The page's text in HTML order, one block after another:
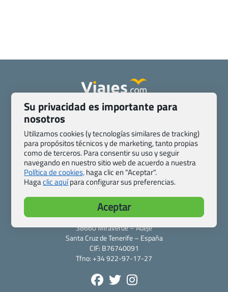
Quienes somos
Contacto
Pasaporte, Visado, Salud y otras disposiciones específicas
Blog de Viajes.com
Registro de agencias
Preguntas frecuentes
Condiciones generales
Política de privacidad y cookies
Transparencia
Todas las páginas – sitemap
Viajes.com
Last Minute Express S.L.U.
c/ Drago, CC HLS, Local 13
38660 Miraverde – Adeje
Santa Cruz de Tenerife – España
CIF: B76740091
Tfno: +34 922-97-17-27
Su privacidad es importante para
nosotros
Utilizamos cookies (y tecnologías similares de tracking)
para propósitos técnicos y de marketing, tanto propias
como de terceros. Para consentir su uso y seguir
navegando en nuestro sitio web de acuerdo a nuestra
Política de cookies,haga clic en "Aceptar".
Hagaclic aquípara configurar sus preferencias.
Aceptar